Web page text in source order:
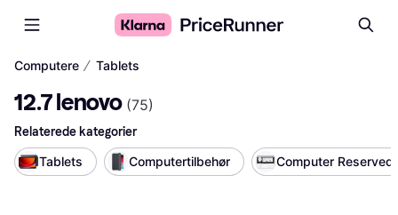
Computere ∕ Tablets
12.7 lenovo (75)
Relaterede kategorier
Tablets
Computertilbehør Computer